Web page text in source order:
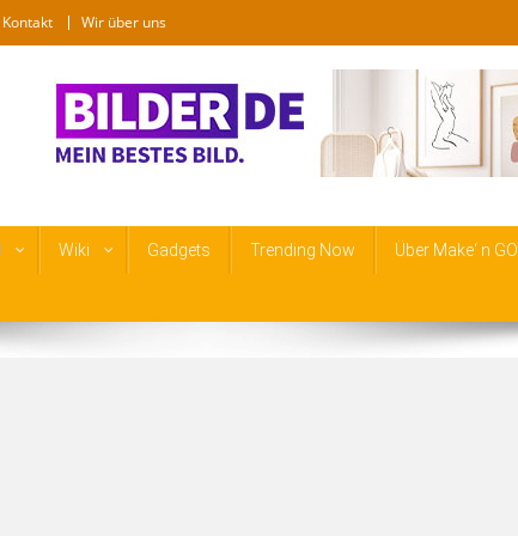
Kontakt Wir über uns
Wiki Gadgets Trending Now Über Make‘ n GO